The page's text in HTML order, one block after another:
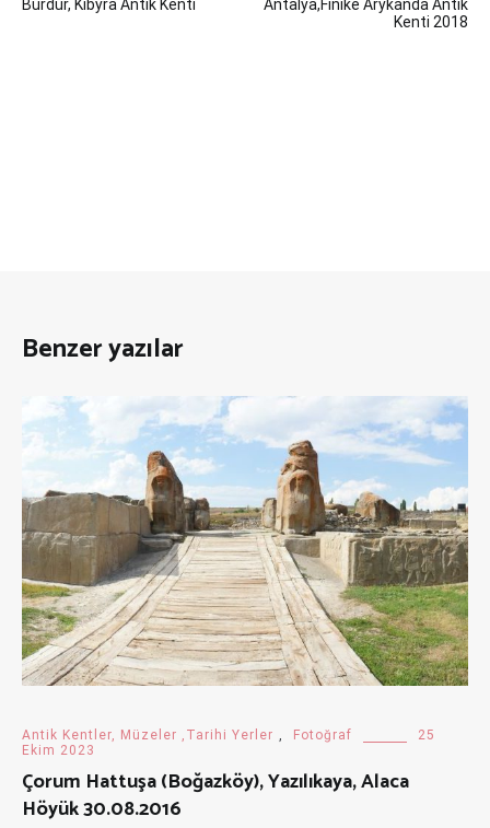
gezinmesi
Burdur, Kibyra Antik Kenti
Antalya,Finike Arykanda Antik
Kenti 2018
Benzer yazılar
Antik Kentler, Müzeler ,Tarihi Yerler , Fotoğraf
25
Ekim 2023
Çorum Hattuşa (Boğazköy), Yazılıkaya, Alaca
Höyük 30.08.2016